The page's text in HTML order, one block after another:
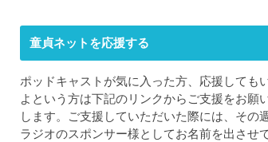
童貞ネットを応援する
ポッドキャストが気に入った方、応援しても
よという方は下記のリンクからご支援をお願
します。ご支援していただいた際には、その
ラジオのスポンサー様としてお名前を出させ